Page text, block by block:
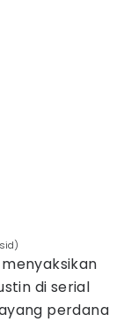
di serial
perdana